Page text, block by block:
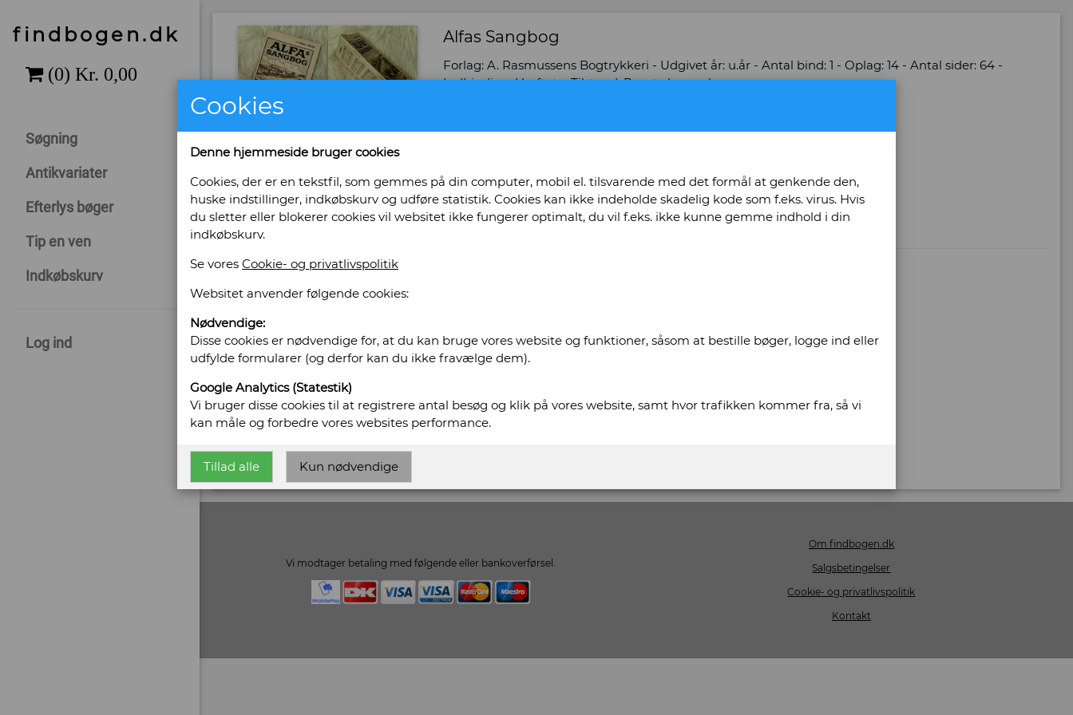
findbogen.dk
Søgning
Antikvariater
Efterlys bøger
Tip en ven
Indkøbskurv
Log ind
Alfas Sangbog
Forlag: A. Rasmussens Bogtrykkeri - Udgivet år: u.år - Antal bind: 1 - Oplag: 14 - Antal sider: 64 -
Indbinding: Hæftet. - Tilstand: Pænt eksemplar. -
Til Brug i skoler og ved møder. 'Lille format.
Læg i kurv
Sælges af: Antikvariat Obscurum
7400 Herning
Telefonnr: +45 2062 6574
CVR/SE: 37177377
Hjemmeside: www.obscurum.dk
Email:
pernille@obscurum.dk
Vis alle bøger fra Antikvariat Obscurum
Vi modtager betaling med følgende eller bankoverførsel.
Om findbogen.dk
Salgsbetingelser
Cookie- og privatlivspolitik
Kontakt
Cookies
Denne hjemmeside bruger cookies
Cookies, der er en tekstfil, som gemmes på din computer, mobil el. tilsvarende med det formål at genkende den,
huske indstillinger, indkøbskurv og udføre statistik. Cookies kan ikke indeholde skadelig kode som f.eks. virus. Hvis
du sletter eller blokerer cookies vil websitet ikke fungerer optimalt, du vil f.eks. ikke kunne gemme indhold i din
indkøbskurv.
Se vores Cookie- og privatlivspolitik
Websitet anvender følgende cookies:
Nødvendige:
Disse cookies er nødvendige for, at du kan bruge vores website og funktioner, såsom at bestille bøger, logge ind eller
udfylde formularer (og derfor kan du ikke fravælge dem).
Google Analytics (Statestik)
Vi bruger disse cookies til at registrere antal besøg og klik på vores website, samt hvor trafikken kommer fra, så vi
kan måle og forbedre vores websites performance.
Tillad alle Kun nødvendige